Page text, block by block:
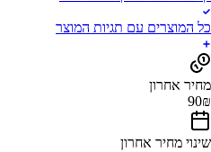
כל המוצרים עם תגיות המוצר
מחיר אחרון
90₪
שינוי מחיר אחרון